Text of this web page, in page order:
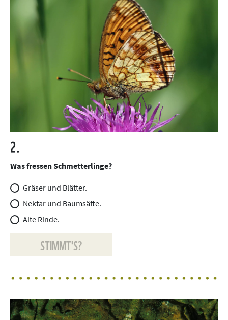
2.
Was fressen Schmetterlinge?
Gräser und Blätter.
Nektar und Baumsäfte.
Alte Rinde.
STIMMT'S?